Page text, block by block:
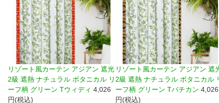
リゾート風カーテン アジアン 遮光
2級 遮熱 ナチュラル ボタニカル リ
ーフ柄 グリーン Tウィディ 4,026
円(税込)
リゾート風カーテン アジアン 遮
2級 遮熱 ナチュラル ボタニカル
ーフ柄 グリーン Tバチカン 4,026
円(税込)